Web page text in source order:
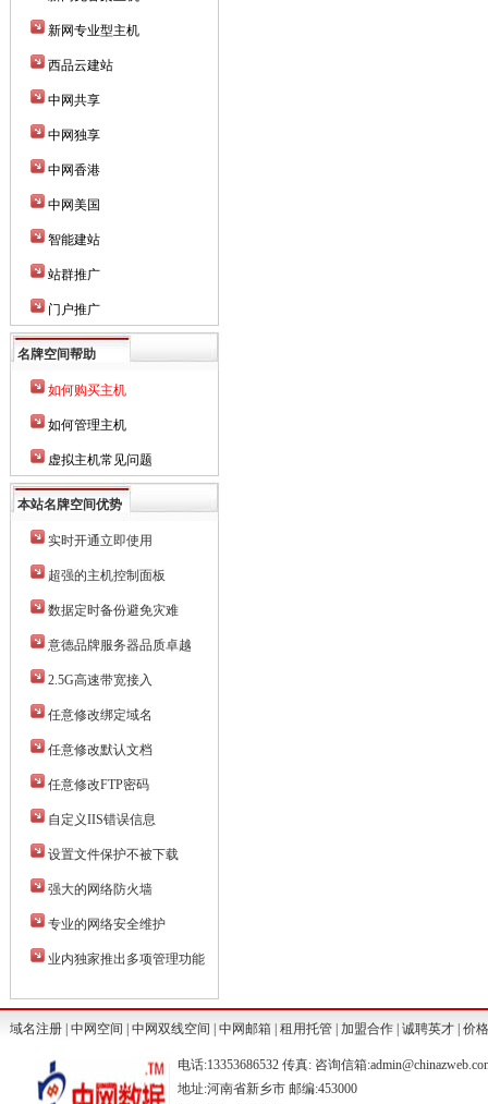
新网专业型主机
西品云建站
中网共享
中网独享
中网香港
中网美国
智能建站
站群推广
门户推广
名牌空间帮助
如何购买主机
如何管理主机
虚拟主机常见问题
本站名牌空间优势
实时开通立即使用
超强的主机控制面板
数据定时备份避免灾难
意德品牌服务器品质卓越
2.5G高速带宽接入
任意修改绑定域名
任意修改默认文档
任意修改FTP密码
自定义IIS错误信息
设置文件保护不被下载
强大的网络防火墙
专业的网络安全维护
业内独家推出多项管理功能
域名注册 中网空间 中网双线空间 中网邮箱 租用托管 加盟合作 诚聘英才 价
电话:13353686532 传真: 咨询信箱
地址:河南省新乡市 邮编:453000